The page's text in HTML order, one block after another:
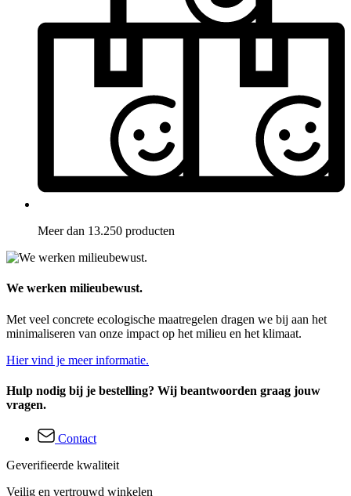
Meer dan 13.250 producten
We werken milieubewust.
Met veel concrete ecologische maatregelen dragen we bij aan het
minimaliseren van onze impact op het milieu en het klimaat.
Hier vind je meer informatie.
Hulp nodig bij je bestelling? Wij beantwoorden graag jouw
vragen.
Contact
Geverifieerde kwaliteit
Veilig en vertrouwd winkelen